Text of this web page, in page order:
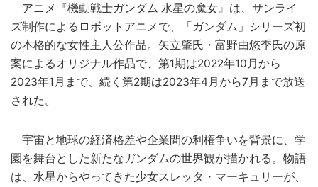
アニメ『機動戦士ガンダム 水星の魔女』は、サンライ
ズ制作によるロボットアニメで、「ガンダム」シリーズ初
の本格的な女性主人公作品。矢立肇氏・富野由悠季氏の原
案によるオリジナル作品で、第1期は2022年10月から
2023年1月まで、続く第2期は2023年4月から7月まで放送
された。
宇宙と地球の経済格差や企業間の利権争いを背景に、学
園を舞台とした新たなガンダムの世界観が描かれる。物語
は、水星からやってきた少女スレッタ・マーキュリーが、